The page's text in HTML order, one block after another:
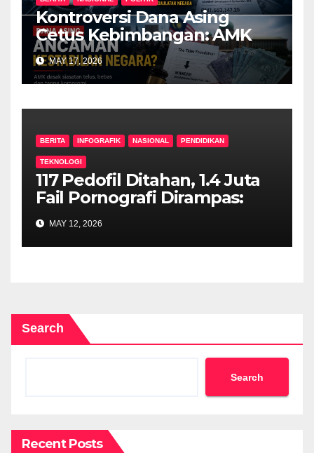
Kontroversi Dana Asing
Cetus Kebimbangan: AMK
Desak Siasatan Menyeluruh
MAY 17, 2026
BERITA INFOGRAFIK NASIONAL PENDIDIKAN
TEKNOLOGI
117 Pedofil Ditahan, 1.4 Juta
Fail Pornografi Dirampas:
Ancaman Seksual Kanak-
Kanak Dalam Talian Semakin
Kritikal
MAY 12, 2026
Search
Search
Recent Posts